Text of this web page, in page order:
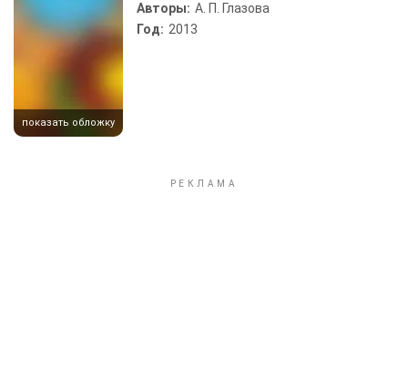
показать обложку
Авторы: А. П. Глазова
Год: 2013